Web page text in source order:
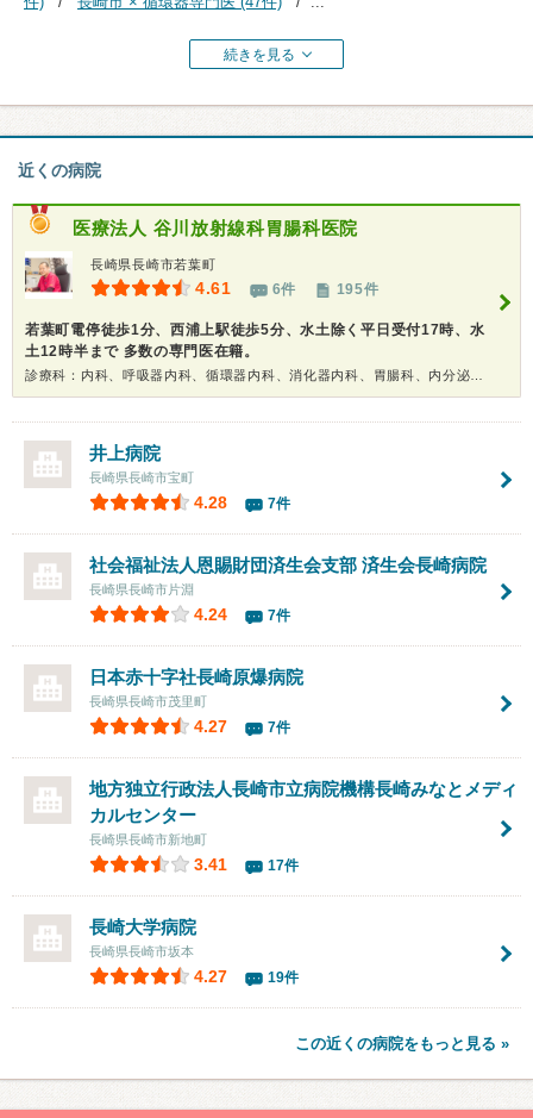
続きを見る
近くの病院
医療法人 谷川放射線科胃腸科医院
長崎県長崎市若葉町
4.61 6件 195件
若葉町電停徒歩1分、西浦上駅徒歩5分、水土除く平日受付17時、水
土12時半まで 多数の専門医在籍。
井上病院
長崎県長崎市宝町
4.28 7件
社会福祉法人恩賜財団済生会支部 済生会長崎病院
長崎県長崎市片淵
4.24 7件
日本赤十字社長崎原爆病院
長崎県長崎市茂里町
4.27 7件
地方独立行政法人長崎市立病院機構長崎みなとメディ
カルセンター
長崎県長崎市新地町
3.41 17件
長崎大学病院
長崎県長崎市坂本
4.27 19件
この近くの病院をもっと見る »